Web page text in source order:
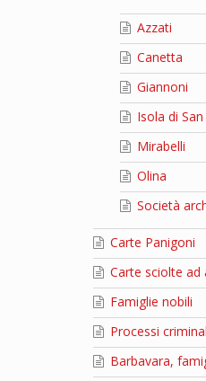
Azzati
Canetta
Giannoni
Isola di
Mirabelli
Olina
Società
Carte Panigoni
Carte sciolte ad
Famiglie nobili
Processi
Barbavara,